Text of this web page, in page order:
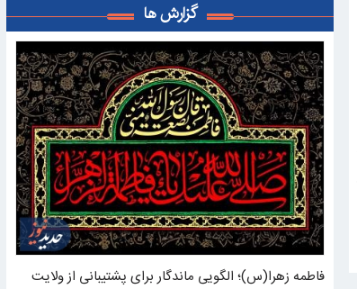
گزارش ها
فاطمه زهرا(س)؛ الگویی ماندگار برای پشتیبانی از ولایت